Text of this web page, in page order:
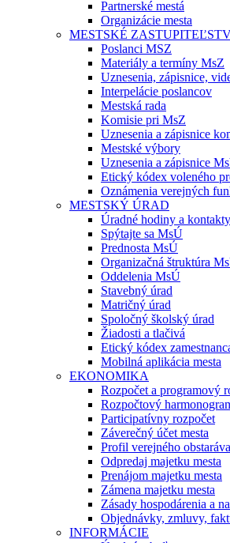
Partnerské mestá
Organizácie mesta
MESTSKÉ
Poslanci MSZ
Materiály a termíny MsZ
Uznesenia, zápisnice,
Interpelácie poslancov
Mestská rada
Komisie pri MsZ
Uznesenia a zápisnice
Mestské výbory
Uznesenia a zápisnice
Etický kódex voleného
Oznámenia verejných
MESTSKÝ ÚRAD
Úradné hodiny a kontakty
Spýtajte sa MsÚ
Prednosta MsÚ
Organizačná štruktúra
Oddelenia MsÚ
Stavebný úrad
Matričný úrad
Spoločný školský úrad
Žiadosti a tlačivá
Etický kódex
Mobilná aplikácia mesta
EKONOMIKA
Rozpočet a programový
Rozpočtový
Participatívny rozpočet
Záverečný účet mesta
Profil verejného
Odpredaj majetku mesta
Prenájom majetku mesta
Zámena majetku mesta
Zásady hospodárenia a
Objednávky, zmluvy,
INFORMÁCIE